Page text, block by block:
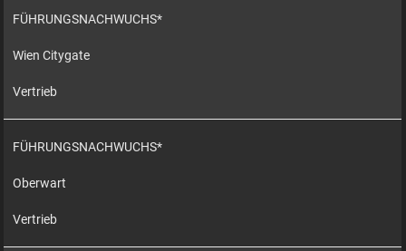
FÜHRUNGSNACHWUCHS*
Wien Citygate
Vertrieb
FÜHRUNGSNACHWUCHS*
Oberwart
Vertrieb